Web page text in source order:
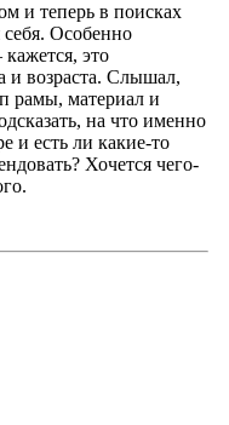
и теперь в поисках
себя. Особенно
это
и возраста. Слышал,
рамы, материал и
на что именно
и есть ли какие-то
Хочется чего-